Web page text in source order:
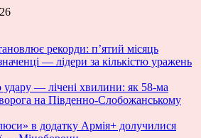
рекорди: п’ятий місяць
— лідери за кількістю уражень
удару — лічені хвилини: як 58-ма
на Південно-Слобожанському
в додатку Армія+ долучилися